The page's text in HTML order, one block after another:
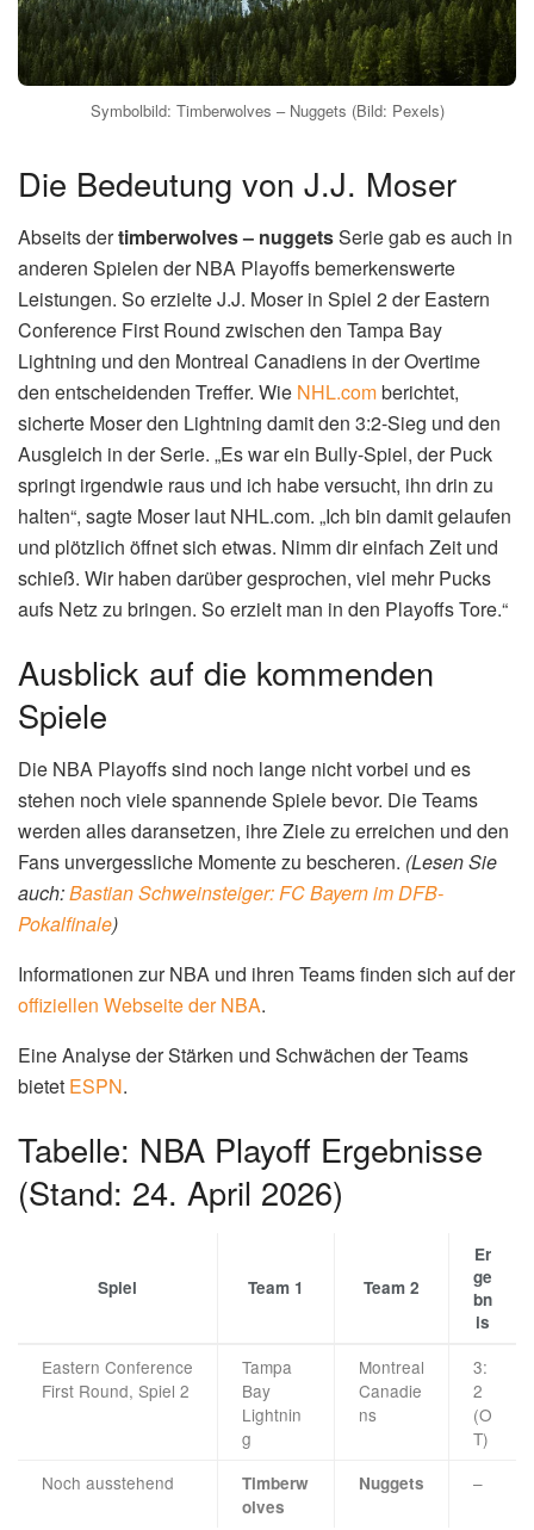
Der Ausgang der Serie zwischen dentimberwolves –
nuggetswird einen großen Einfluss auf den weiteren
Verlauf der NBA Playoffs haben. Der Sieger der Serie wird
in der nächsten Runde auf einen starken Gegner treffen
Leben zu erhalten. Für den Verlierer endet die Saison mit
einer Enttäuschung, aber auch mit der Erkenntnis, dass
man in der nächsten Saison noch stärker zurückkommen
kann.(Lesen Sie auch:S Budget Tagliatelle: Rückruf bei
Spar: S)
Unabhängig vom Ausgang der Serie wird sie aber
sicherlich in Erinnerung bleiben. Die Spiele versprechen
Spannung, Dramatik und hochklassigen Basketball. Die
Fans dürfen sich auf ein Spektakel freuen, das sie so
schnell nicht vergessen werden.
Symbolbild: Timberwolves – Nuggets (Bild: Pexels)
Die Bedeutung von J.J. Moser
anderen Spielen der NBA Playoffs bemerkenswerte
Leistungen. So erzielte J.J. Moser in Spiel 2 der Eastern
Conference First Round zwischen den Tampa Bay
Lightning und den Montreal Canadiens in der Overtime
sicherte Moser den Lightning damit den 3:2-Sieg und den
Ausgleich in der Serie. „Es war ein Bully-Spiel, der Puck
springt irgendwie raus und ich habe versucht, ihn drin zu
und plötzlich öffnet sich etwas. Nimm dir einfach Zeit und
schieß. Wir haben darüber gesprochen, viel mehr Pucks
aufs Netz zu bringen. So erzielt man in den Playoffs Tore.“
Ausblick auf die kommenden
Die NBA Playoffs sind noch lange nicht vorbei und es
stehen noch viele spannende Spiele bevor. Die Teams